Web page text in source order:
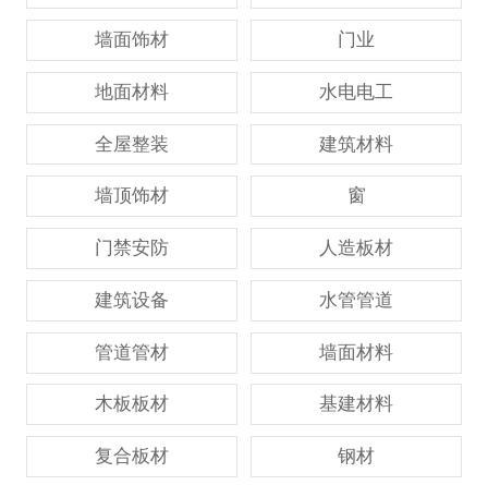
墙面饰材 门业
地面材料 水电电工
全屋整装 建筑材料
墙顶饰材 窗
门禁安防 人造板材
建筑设备 水管管道
管道管材 墙面材料
木板板材 基建材料
复合板材 钢材